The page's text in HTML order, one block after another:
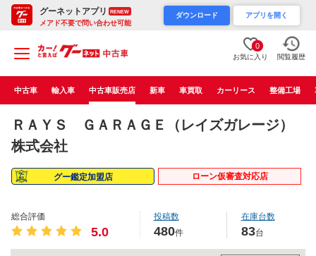
グーネットアプリ RENEW
メアド不要で問い合わせ可能
ダウンロード アプリを開く
0
お気に入り 閲覧履歴
中古車 輸入車 中古車販売店 新車 車買取 カーリース 整備工場
ＲＡＹＳ ＧＡＲＡＧＥ（レイズガレージ）
株式会社
グー鑑定加盟店 ローン仮審査対応店
総合評価
5.0
投稿数
480件
在庫台数
83台